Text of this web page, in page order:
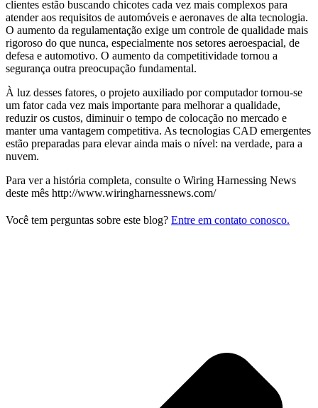
clientes estão buscando chicotes cada vez mais complexos para
atender aos requisitos de automóveis e aeronaves de alta tecnologia.
O aumento da regulamentação exige um controle de qualidade mais
rigoroso do que nunca, especialmente nos setores aeroespacial, de
defesa e automotivo. O aumento da competitividade tornou a
segurança outra preocupação fundamental.
À luz desses fatores, o projeto auxiliado por computador tornou-se
um fator cada vez mais importante para melhorar a qualidade,
reduzir os custos, diminuir o tempo de colocação no mercado e
manter uma vantagem competitiva. As tecnologias CAD emergentes
estão preparadas para elevar ainda mais o nível: na verdade, para a
nuvem.
Para ver a história completa, consulte o Wiring Harnessing News
deste mês http://www.wiringharnessnews.com/
Você tem perguntas sobre este blog? Entre em contato conosco.